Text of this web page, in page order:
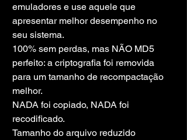
emuladores e use aquele que
apresentar melhor desempenho no
seu sistema.
100% sem perdas, mas NÃO MD5
perfeito: a criptografia foi removida
para um tamanho de recompactação
melhor.
NADA foi copiado, NADA foi
recodificado.
Tamanho do arquivo reduzido